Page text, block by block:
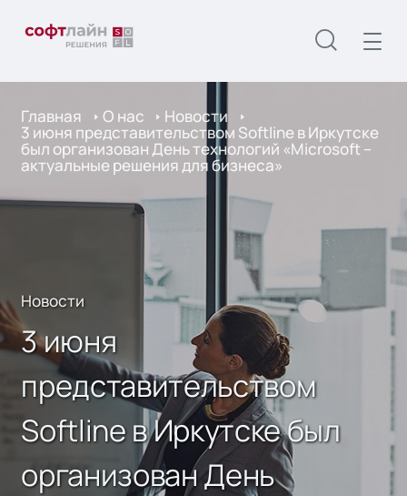
Главная О нас Новости
3 июня представительством Softline в Иркутске
был организован День технологий «Microsoft –
актуальные решения для бизнеса»
Новости
3 июня
представительством
Softline в Иркутске был
организован День